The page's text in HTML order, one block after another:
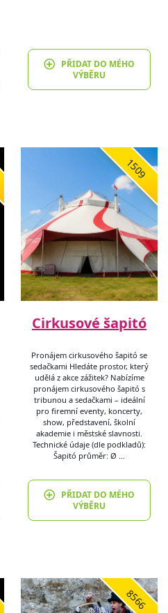
PŘIDAT DO MÉHO
VÝBĚRU
1509
Cirkusové šapitó
Pronájem cirkusového šapitó se
sedačkami Hledáte prostor, který
udělá z akce zážitek? Nabízíme
pronájem cirkusového šapitó s
tribunou a sedačkami – ideální
pro firemní eventy, koncerty,
show, představení, školní
akademie i městské slavnosti.
Technické údaje (dle podkladů):
Šapitó průměr: Ø …
PŘIDAT DO MÉHO
VÝBĚRU
8566